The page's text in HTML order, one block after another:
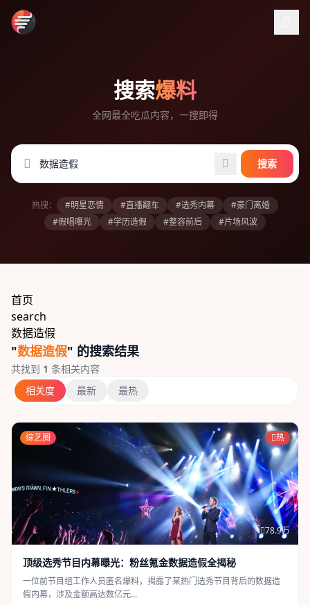
跳过导航
搜索爆料
全网最全吃瓜内容，一搜即得
搜索
热搜： #明星恋情 #直播翻车 #选秀内幕
#豪门离婚
#假唱曝光
#学历造假 #整容前后 #片场风波
首页
search
数据造假
"数据造假" 的搜索结果
共找到 1 条相关内容
相关度
最新 最热
综艺圈 热
78.9万
顶级选秀节目内幕曝光：粉丝氪金数据造假全揭秘
一位前节目组工作人员匿名爆料，揭露了某热门选秀节目背后的数据造
假内幕，涉及金额高达数亿元...